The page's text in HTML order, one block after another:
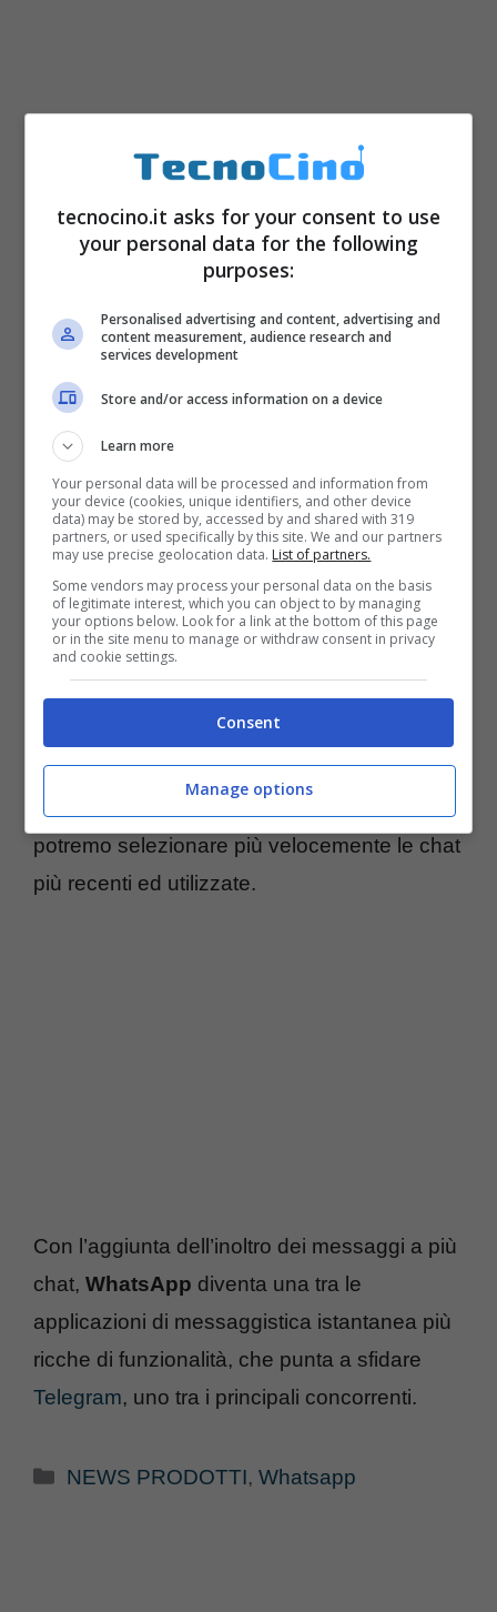
Come è possibile comprendere, questa
funzione risulta particolarmente utile, dal
momento che non sarà più necessario
selezionare il messaggio e copiarlo in più
chat per poi tornare indietro. Bensì,
WhatsApp si prenderà cura di tutto il
processo, rendendolo più semplice ed
intuitivo attraverso una semplice pressione
prolungata.
L’inoltro dei messaggi a più chat è solamente
l’ultima delle più importanti novità del 2016 di
WhatsApp. Inoltre, nella nuova Beta di
WhatsApp versione 2.16.230 vi è anche il
tab “
potremo selezionare più velocemente le chat
più recenti ed utilizzate.
Con l’aggiunta dell’inoltro dei messaggi a più
chat, WhatsApp diventa una tra le
applicazioni di messaggistica istantanea più
ricche di funzionalità, che punta a sfidare
Telegram, uno tra i principali concorrenti.
Categorie
NEWS PRODOTTI,Whatsapp
tecnocino.it asks for your consent to use
your personal data for the following
purposes:
Personalised advertising and content, advertising and
content measurement, audience research and
services development
Store and/or access information on a device
Learn more
Your personal data will be processed and information from
your device (cookies, unique identifiers, and other device
data) may be stored by, accessed by and shared with 319
partners, or used specifically by this site. We and our partners
may use precise geolocation data. List of partners.
Some vendors may process your personal data on the basis
of legitimate interest, which you can object to by managing
your options below. Look for a link at the bottom of this page
or in the site menu to manage or withdraw consent in privacy
and cookie settings.
Consent
Manage options